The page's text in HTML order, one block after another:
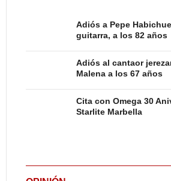
Adiós a Pepe
guitarra, a los 82 años
Adiós al cantaor
Malena a los 67 años
Cita con Omega 30
Starlite Marbella